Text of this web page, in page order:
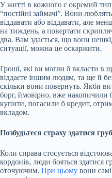
У житті в кожного є окремий
“постійні займачі”. Вони
віддавати або віддавати, але
на тиждень, а повертати
два. Вам здається, що вони
ситуації, можна це оскаржити.
Гроші, які ви могли б вкласти в
віддаєте іншим людям, та ще й
скільки вони повернуть. Якби
борг, ймовірно, вже накопичили
купити, погасили б кредит,
вкладом.
Позбудьтеся страху здатися
Коли справа стосується
кордонів, люди бояться здатися
оточуючим. При цьому вони самі